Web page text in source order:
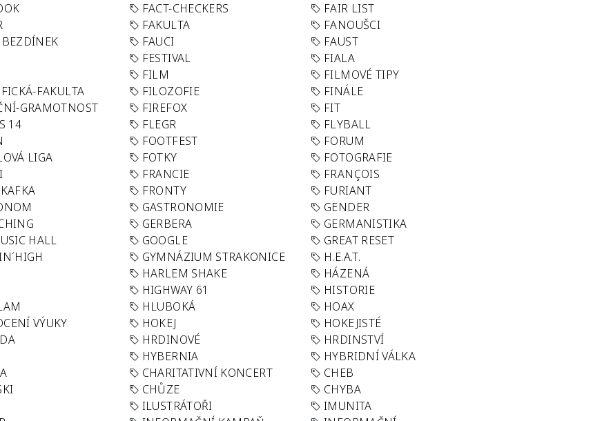
FACT-CHECKERS
FAIR LIST
FAKULTA
FANOUŠCI
FAUCI
FAUST
FESTIVAL
FIALA
FILM
FILMOVÉ TIPY
FAKULTA FILOZOFIE
FINÁLE
GRAMOTNOST FIREFOX
FIT
14 FLEGR
FLYBALL
FOOTFEST
FORUM
LIGA FOTKY
FOTOGRAFIE
FRANCIE
FRANÇOIS
FRONTY
FURIANT
GASTRONOMIE
GENDER
GERBERA
GERMANISTIKA
HALL GOOGLE
GREAT RESET
GYMNÁZIUM STRAKONICE
H.E.A.T.
HARLEM SHAKE
HÁZENÁ
HIGHWAY 61
HISTORIE
HLUBOKÁ
HOAX
VÝUKY HOKEJ
HOKEJISTÉ
HRDINOVÉ
HRDINSTVÍ
HYBERNIA
HYBRIDNÍ VÁLKA
CHARITATIVNÍ KONCERT
CHEB
CHŮZE
CHYBA
ILUSTRÁTOŘI
IMUNITA